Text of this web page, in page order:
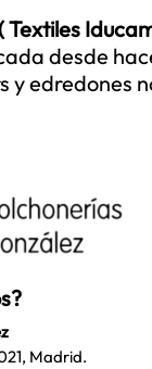
Textiles
desde
y edredones
Madrid.